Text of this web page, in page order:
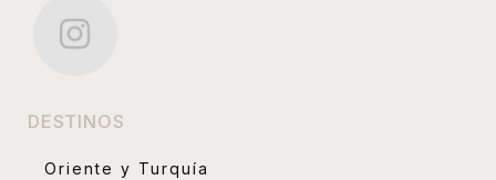
DESTINOS
Oriente y Turquía